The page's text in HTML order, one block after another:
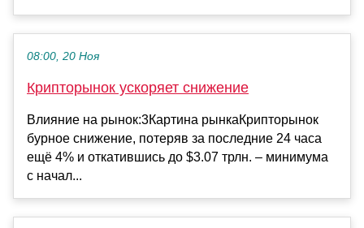
08:00, 20 Ноя
Крипторынок ускоряет снижение
Влияние на рынок:3Картина рынкаКрипторынок
бурное снижение, потеряв за последние 24 часа
ещё 4% и откатившись до $3.07 трлн. – минимума
с начал...